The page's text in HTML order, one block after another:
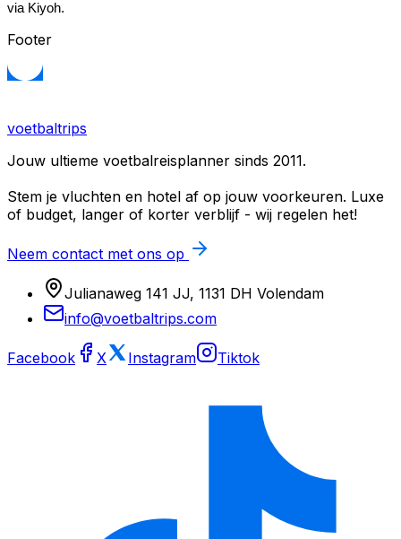
via Kiyoh.
Footer
voetbaltrips
Jouw ultieme voetbalreisplanner sinds 2011.
Stem je vluchten en hotel af op jouw voorkeuren. Luxe
of budget, langer of korter verblijf - wij regelen het!
Neem contact met ons op
Julianaweg 141 JJ, 1131 DH Volendam
info@voetbaltrips.com
Facebook X Instagram Tiktok